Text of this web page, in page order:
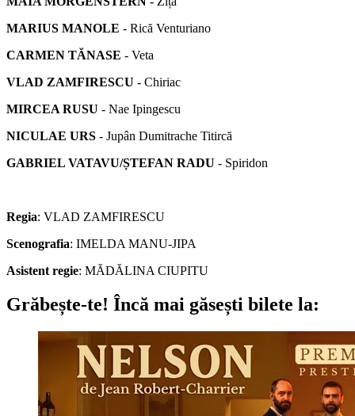
MARIUS MANOLE - Rică Venturiano
CARMEN TĂNASE - Veta
VLAD ZAMFIRESCU - Chiriac
MIRCEA RUSU - Nae Ipingescu
NICULAE URS - Jupân Dumitrache Titircă
GABRIEL VATAVU/ȘTEFAN RADU - Spiridon
Regia: VLAD ZAMFIRESCU
Scenografia: IMELDA MANU-JIPA
Asistent regie: MĂDĂLINA CIUPITU
Grăbește-te! Încă mai găsești bilete la: